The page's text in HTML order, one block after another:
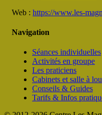
Web : https://www.les-
Navigation
Séances individuelles
Activités en groupe
Les praticiens
Cabinets et salle à
Conseils & Guides
Tarifs & Infos